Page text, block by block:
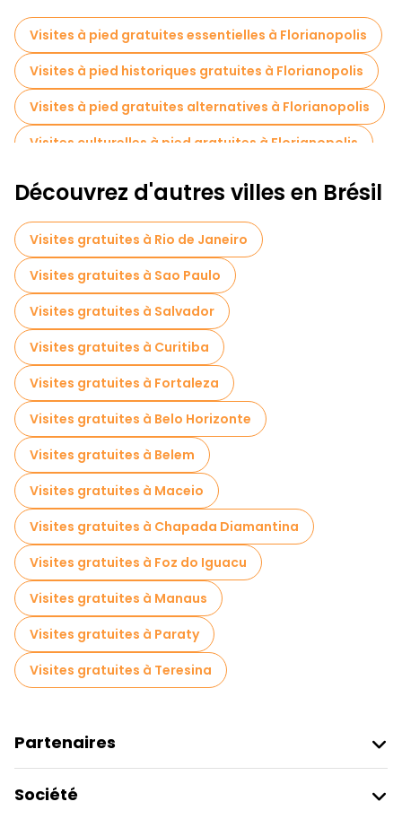
Visites à pied gratuites essentielles à Florianopolis
Visites à pied historiques gratuites à Florianopolis
Visites à pied gratuites alternatives à Florianopolis
Visites culturelles à pied gratuites à Florianopolis
Activités sportives à Florianopolis
Visites de dégustation locales à Florianopolis
Tours à vélo à Florianopolis
Découvrez d'autres villes en Brésil
Visites gratuites à Rio de Janeiro
Visites gratuites à Sao Paulo
Visites gratuites à Salvador
Visites gratuites à Curitiba
Visites gratuites à Fortaleza
Visites gratuites à Belo Horizonte
Visites gratuites à Belem
Visites gratuites à Maceio
Visites gratuites à Chapada Diamantina
Visites gratuites à Foz do Iguacu
Visites gratuites à Manaus
Visites gratuites à Paraty
Visites gratuites à Teresina
Partenaires
Connexion Du Fournisseur
Société